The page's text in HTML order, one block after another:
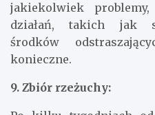
jakiekolwiek
działań, takich jak
środków
konieczne.
9. Zbiór rzeżuchy: